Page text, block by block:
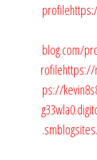
profile
blog.com/
rofilehttps://
ps://